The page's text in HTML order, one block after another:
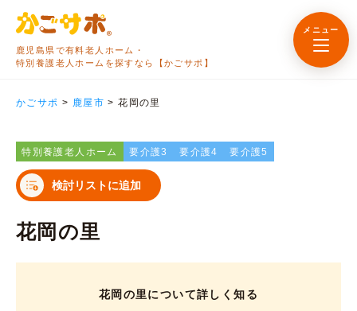
鹿児島県で有料老人ホーム・
特別養護老人ホームを探すなら【かごサポ】
メニュー
かごサポ > 鹿屋市 >花岡の里
特別養護老人ホーム 要介護3 要介護4 要介護5
検討リストに追加
花岡の里
花岡の里について詳しく知る